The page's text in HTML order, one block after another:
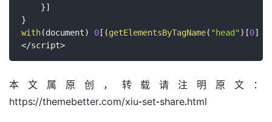
}]
}
with(document) 0 [ (getElementsByTagName( "head") [0]
</script>
本文属原创，转载请注明原文：
https://themebetter.com/xiu-set-share.html